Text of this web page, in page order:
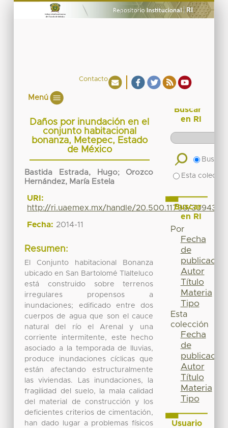
Contacto
Menú
Daños por inundación en el
conjunto habitacional
bonanza, Metepec, Estado
de México
Bastida Estrada, Hugo; Orozco
Hernández, María Estela
URI:
http://ri.uaemex.mx/handle/20.500.11799/30943
Fecha: 2014-11
Resumen:
El Conjunto habitacional Bonanza
ubicado en San Bartolomé Tlalteluco
está construido sobre terrenos
irregulares propensos a
inundaciones; edificado entre dos
cuerpos de agua que son el cauce
natural del río el Arenal y una
corriente intermitente, este hecho
asociado a la temporada de lluvias,
produce inundaciones cíclicas que
están afectando estructuralmente
las viviendas. Las inundaciones, la
fragilidad del suelo, la mala calidad
del material de construcción y los
deficientes criterios de cimentación,
han dado lugar a problemas físicos
Buscar
en RI
Buscar
Esta
Buscar
en RI
Por
Fecha
de
publicación
Autor
Título
Materia
Tipo
Esta
colección
Fecha
de
publicación
Autor
Título
Materia
Tipo
Usuario